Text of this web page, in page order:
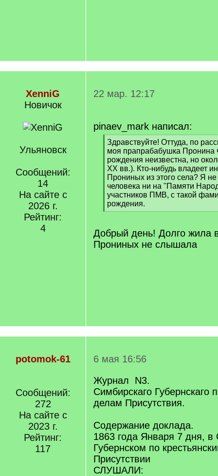
XenniG
Новичок
Ульяновск
Сообщений:
14
На сайте с
2026 г.
Рейтинг:
4
22 мар. 12:17
pinaev_mark написал:
[
q
]
Здравствуйте! Оттуда, по
моя прапрабабушка Пронина
рождения неизвестна, но
XX вв.). Кто-нибудь владеет
Прониных из этого села? Я
человека ни на "Памяти
участников ПМВ, с такой
рождения.
[
q
]
Добрый день! Долго жила
Прониных не слышала
potomok-61
Сообщений:
272
На сайте с
2023 г.
Рейтинг:
117
6 мая 16:56
Журнал N3.
Cимбирскаго Губернскаго
делам Присутствия.
Содержание доклада.
1863 года Января 7 дня, в
Губернском по
Присутствии
СЛУШАЛИ: